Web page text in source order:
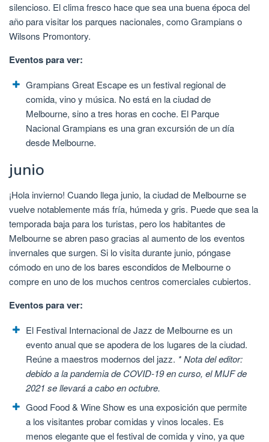
silencioso. El clima fresco hace que sea una buena época del
año para visitar los parques nacionales, como Grampians o
Wilsons Promontory.
Eventos para ver:
Grampians Great Escape es un festival regional de
comida, vino y música. No está en la ciudad de
Melbourne, sino a tres horas en coche. El Parque
Nacional Grampians es una gran excursión de un día
desde Melbourne.
junio
¡Hola invierno! Cuando llega junio, la ciudad de Melbourne se
vuelve notablemente más fría, húmeda y gris. Puede que sea la
temporada baja para los turistas, pero los habitantes de
Melbourne se abren paso gracias al aumento de los eventos
invernales que surgen. Si lo visita durante junio, póngase
cómodo en uno de los bares escondidos de Melbourne o
compre en uno de los muchos centros comerciales cubiertos.
Eventos para ver:
El Festival Internacional de Jazz de Melbourne es un
evento anual que se apodera de los lugares de la ciudad.
Reúne a maestros modernos del jazz. * Nota del editor:
debido a la pandemia de COVID-19 en curso, el MIJF de
2021 se llevará a cabo en octubre.
Good Food & Wine Show es una exposición que permite
a los visitantes probar comidas y vinos locales. Es
menos elegante que el festival de comida y vino, ya que